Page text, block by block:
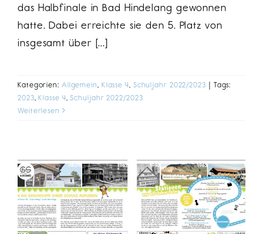
das Halbfinale in Bad Hindelang gewonnen
hatte. Dabei erreichte sie den 5. Platz von
insgesamt über [...]
Kategorien: Allgemein Klasse 4 Schuljahr 2022/2023 | Tags:
2023 ,Klasse 4 ,Schuljahr 2022/2023
Weiterlesen